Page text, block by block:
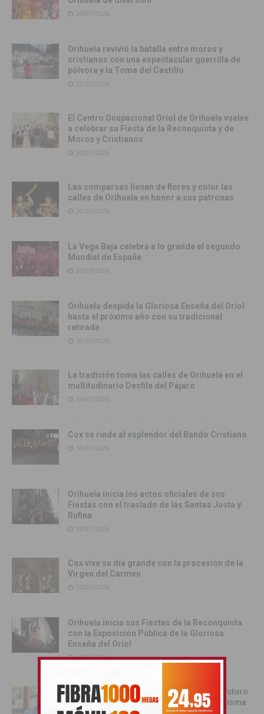
24/07/2026
Orihuela revivió la batalla entre moros y
cristianos con una espectacular guerrilla de
pólvora y la Toma del Castillo
22/07/2026
El Centro Ocupacional Oriol de Orihuela vuelve
a celebrar su Fiesta de la Reconquista y de
Moros y Cristianos
20/07/2026
Las comparsas llenan de flores y color las
calles de Orihuela en honor a sus patronas
20/07/2026
La Vega Baja celebra a lo grande el segundo
Mundial de España
20/07/2026
Orihuela despide la Gloriosa Enseña del Oriol
hasta el próximo año con su tradicional
retirada
19/07/2026
La tradición toma las calles de Orihuela en el
multitudinario Desfile del Pájaro
19/07/2026
Cox se rinde al esplendor del Bando Cristiano
18/07/2026
Orihuela inicia los actos oficiales de sus
Fiestas con el traslado de las Santas Justa y
Rufina
18/07/2026
Cox vive su día grande con la procesión de la
Virgen del Carmen
17/07/2026
Orihuela inicia sus Fiestas de la Reconquista
con la Exposición Pública de la Gloriosa
Enseña del Oriol
17/07/2026
Juan Martínez Tomé: «Orihuela tiene un futuro
esplendoroso si todos remamos en la misma